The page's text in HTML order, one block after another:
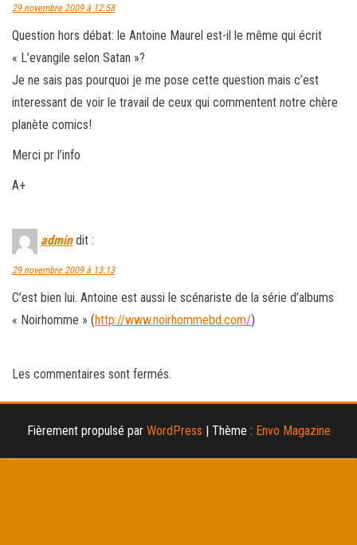
29 novembre 2009 à 12:58
Question hors débat: le Antoine Maurel est-il le même qui écrit
« L’evangile selon Satan »?
Je ne sais pas pourquoi je me pose cette question mais c’est
interessant de voir le travail de ceux qui commentent notre chère
planète comics!
Merci pr l’info
A+
admin dit :
29 novembre 2009 à 13:13
C’est bien lui. Antoine est aussi le scénariste de la série d’albums
« Noirhomme » (http://www.noirhommebd.com/)
Les commentaires sont fermés.
Fièrement propulsé par WordPress | Thème : Envo Magazine